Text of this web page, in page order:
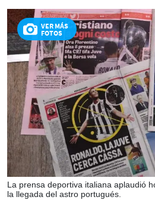
VER MÁS
FOTOS
La prensa deportiva italiana aplaudió
la llegada del astro portugués.